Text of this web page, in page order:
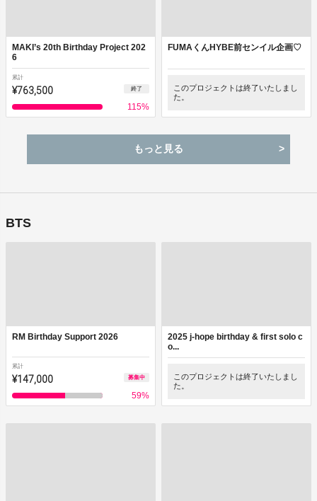
MAKI’s 20th Birthday Project 202
6
累計
¥763,500 終了
115%
FUMAくんHYBE前センイル企画♡
このプロジェクトは終了いたしまし
た。
もっと見る
BTS
RM Birthday Support 2026
累計
¥147,000 募集中
59%
2025 j-hope birthday & first solo c
o...
このプロジェクトは終了いたしまし
た。